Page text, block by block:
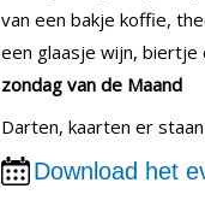
van een bakje koffie,
een glaasje wijn,
zondag van de Maand
Darten, kaarten er
Download het